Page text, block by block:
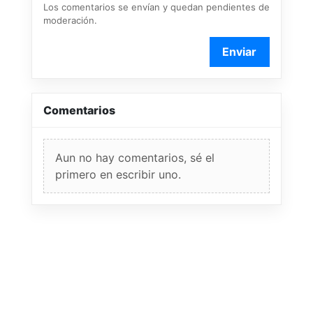
Los comentarios se envían y quedan pendientes de
moderación.
Enviar
Comentarios
Aun no hay comentarios, sé el
primero en escribir uno.